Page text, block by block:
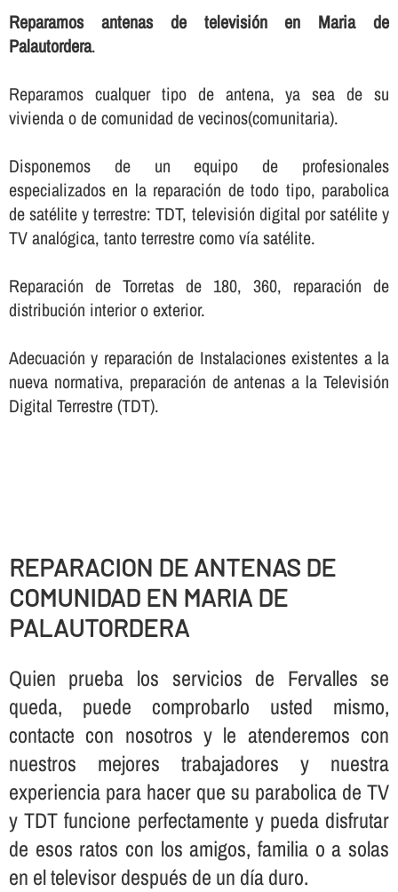
Reparamos antenas de televisión en Maria de
Palautordera.
Reparamos cualquer tipo de antena, ya sea de su
vivienda o de comunidad de vecinos(comunitaria).
Disponemos de un equipo de profesionales
especializados en la reparación de todo tipo, parabolica
de satélite y terrestre: TDT, televisión digital por satélite y
TV analógica, tanto terrestre como ví­a satélite.
Reparación de Torretas de 180, 360, reparación de
distribución interior o exterior.
Adecuación y reparación de Instalaciones existentes a la
nueva normativa, preparación de antenas a la Televisión
Digital Terrestre (TDT).
REPARACION DE ANTENAS DE
COMUNIDAD EN MARIA DE
PALAUTORDERA
Quien prueba los servicios de Fervalles se
queda, puede comprobarlo usted mismo,
contacte con nosotros y le atenderemos con
nuestros mejores trabajadores y nuestra
experiencia para hacer que su parabolica de TV
y TDT funcione perfectamente y pueda disfrutar
de esos ratos con los amigos, familia o a solas
en el televisor después de un dí­a duro.